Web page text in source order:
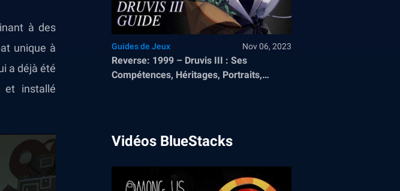
à des
unique à
a déjà été
et installé
Guides de Jeux Nov 06, 2023
Reverse: 1999 – Druvis III : Ses
Compétences, Héritages, Portraits,
Vidéos BlueStacks